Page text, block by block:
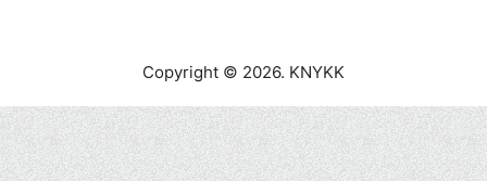
Copyright © 2026. KNYKK